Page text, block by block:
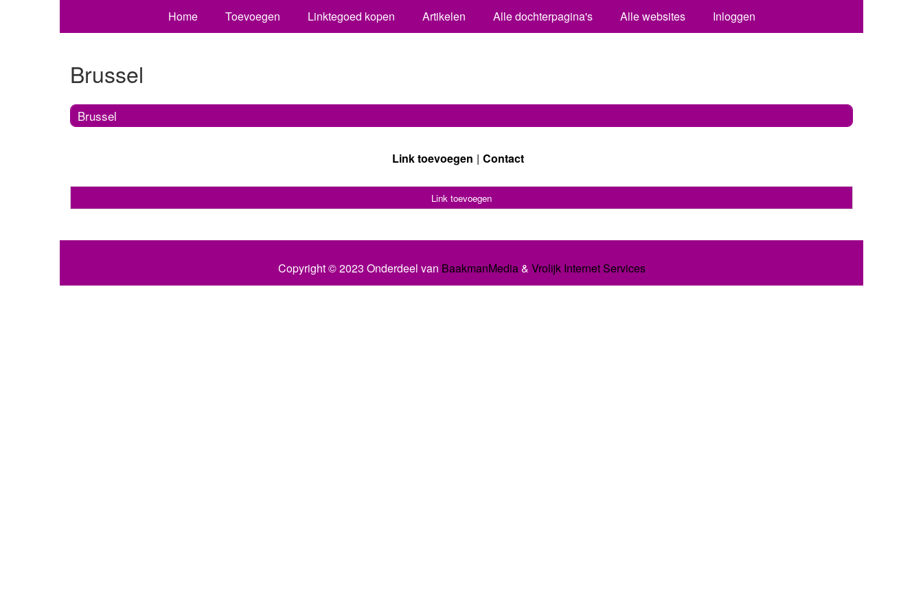
Home Toevoegen Linktegoed kopen Artikelen Alle dochterpagina's Alle websites Inloggen
Brussel
Brussel
Link toevoegen Contact
Link toevoegen
Copyright © 2023 Onderdeel van BaakmanMedia& Vrolijk Internet Services